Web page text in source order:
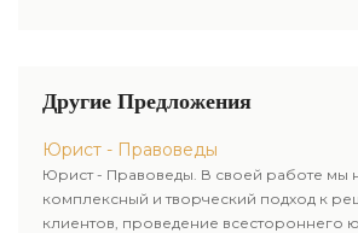
Другие Предложения
Юрист - Правоведы
Юрист - Правоведы. В своей работе мы
комплексный и творческий подход к
клиентов, проведение всестороннего